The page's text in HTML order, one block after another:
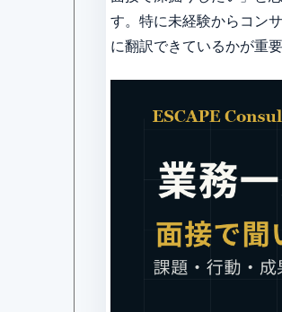
す。特に未経験からコン
に翻訳できているかが重